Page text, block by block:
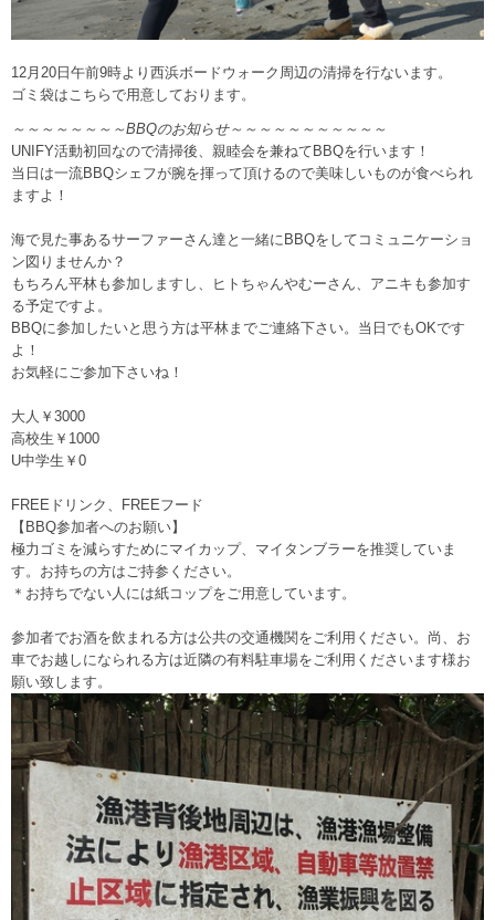
12月20日午前9時より西浜ボードウォーク周辺の清掃を行ないます。
ゴミ袋はこちらで用意しております。
～～～～～～～～BBQのお知らせ～～～～～～～～～～～
UNIFY活動初回なので清掃後、親睦会を兼ねてBBQを行います！
当日は一流BBQシェフが腕を揮って頂けるので美味しいものが食べられ
ますよ！
海で見た事あるサーファーさん達と一緒にBBQをしてコミュニケーショ
ン図りませんか？
もちろん平林も参加しますし、ヒトちゃんやむーさん、アニキも参加す
る予定ですよ。
BBQに参加したいと思う方は平林までご連絡下さい。当日でもOKです
よ！
お気軽にご参加下さいね！
大人￥3000
高校生￥1000
U中学生￥0
FREEドリンク、FREEフード
【BBQ参加者へのお願い】
極力ゴミを減らすためにマイカップ、マイタンブラーを推奨していま
す。お持ちの方はご持参ください。
＊お持ちでない人には紙コップをご用意しています。
参加者でお酒を飲まれる方は公共の交通機関をご利用ください。尚、お
車でお越しになられる方は近隣の有料駐車場をご利用くださいます様お
願い致します。